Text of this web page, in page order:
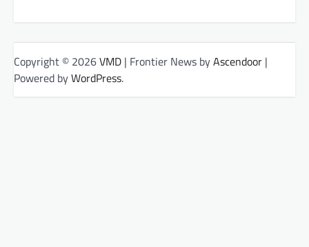
Copyright © 2026VMD | Frontier News byAscendoor |
Powered byWordPress.